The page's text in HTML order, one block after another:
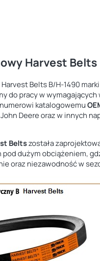
Harvest
Belts B/H-1490
do pracy w
katalogowemu
Deere oraz w innych
Beltszostała
pod dużym obciążeniem,
oraz niezawodność w